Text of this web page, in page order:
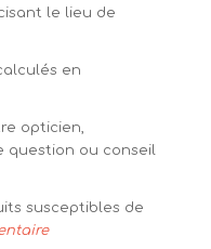
le lieu de
en
opticien,
question ou conseil
susceptibles de